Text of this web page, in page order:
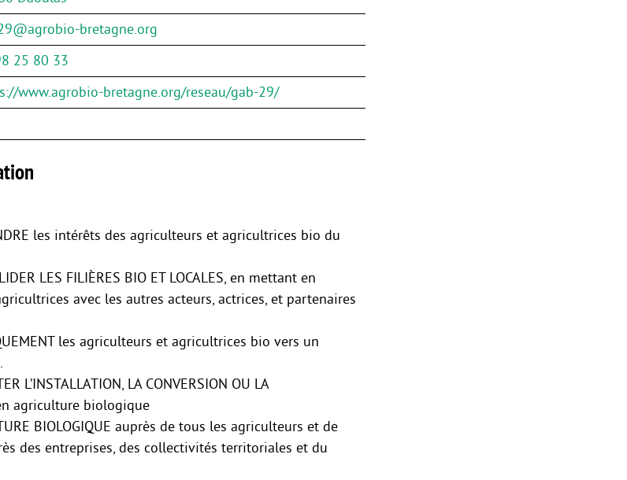
bretagne.org
25 80 33
www.agrobio-bretagne.org/reseau/gab-29/
les intérêts des agriculteurs et agricultrices bio du
LES FILIÈRES BIO ET LOCALES, en mettant en
avec les autres acteurs, actrices, et partenaires
les agriculteurs et agricultrices bio vers un
L’INSTALLATION, LA CONVERSION OU LA
agriculture biologique
BIOLOGIQUE auprès de tous les agriculteurs et de
des entreprises, des collectivités territoriales et du